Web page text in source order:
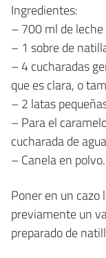
Ingredientes:
– 700 ml de
– 1 sobre de
– 4 cucharadas
que es clara, o
– 2 latas
– Para el
cucharada de
– Canela en polvo.
Poner en un cazo
previamente un
preparado de